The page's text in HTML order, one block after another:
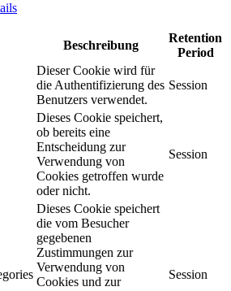
Beschreibung
Retention
Period
Dieser Cookie wird für
die Authentifizierung des
Benutzers verwendet.
Session
Dieses Cookie speichert,
ob bereits eine
Entscheidung zur
Verwendung von
Cookies getroffen wurde
oder nicht.
Session
Dieses Cookie speichert
die vom Besucher
gegebenen
Zustimmungen zur
Verwendung von
Cookies und zur
Session